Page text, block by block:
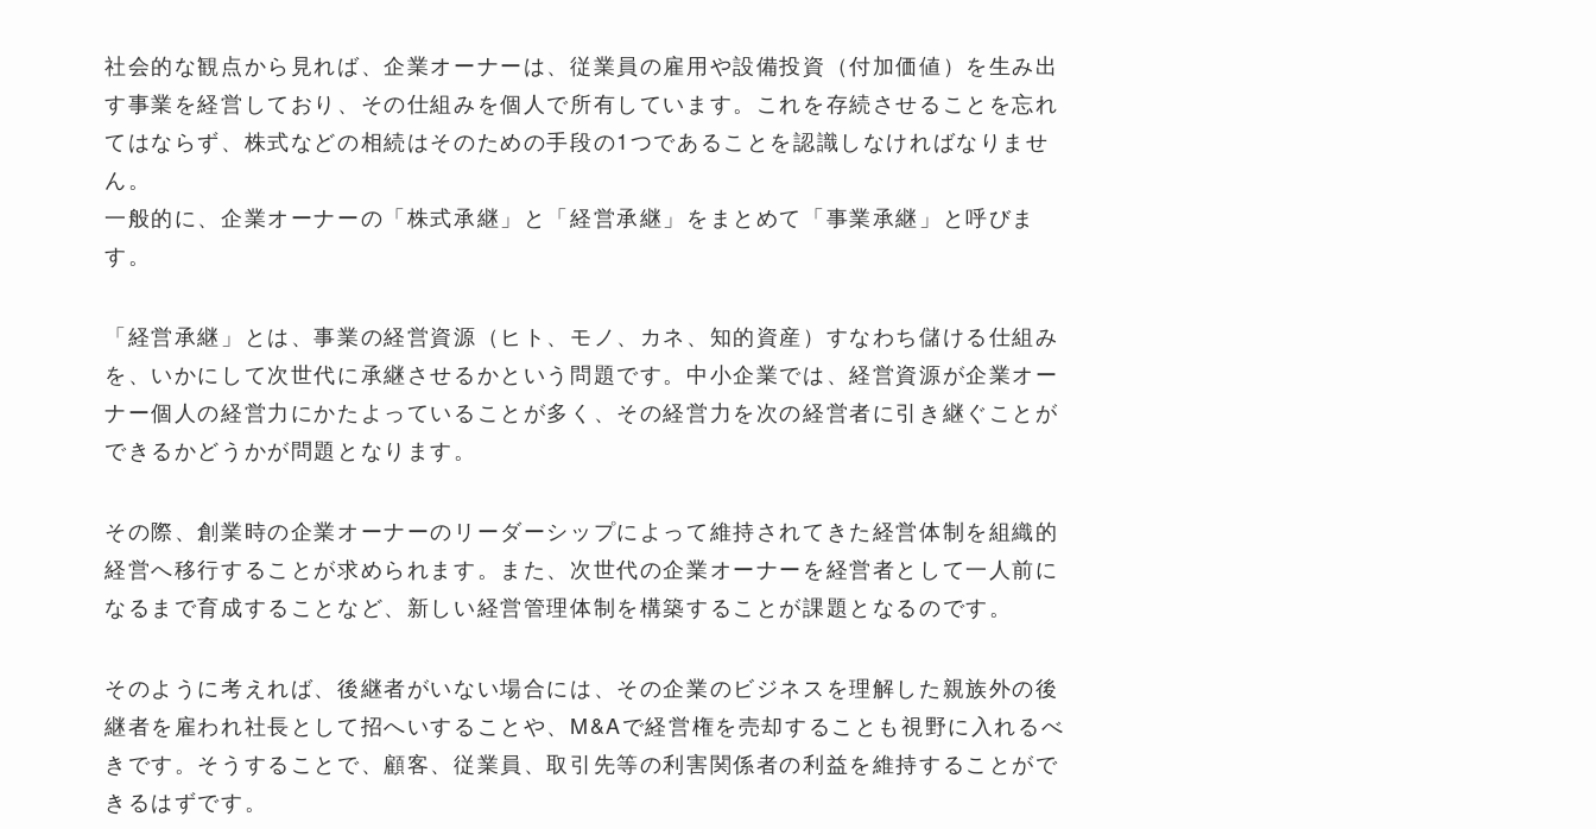
社会的な観点から見れば、企業オーナーは、従業員の雇用や設備投資（付加価値）を生み出
す事業を経営しており、その仕組みを個人で所有しています。これを存続させることを忘れ
てはならず、株式などの相続はそのための手段の1つであることを認識しなければなりませ
ん。
一般的に、企業オーナーの「株式承継」と「経営承継」をまとめて「事業承継」と呼びま
す。
「経営承継」とは、事業の経営資源（ヒト、モノ、カネ、知的資産）すなわち儲ける仕組み
を、いかにして次世代に承継させるかという問題です。中小企業では、経営資源が企業オー
ナー個人の経営力にかたよっていることが多く、その経営力を次の経営者に引き継ぐことが
できるかどうかが問題となります。
その際、創業時の企業オーナーのリーダーシップによって維持されてきた経営体制を組織的
経営へ移行することが求められます。また、次世代の企業オーナーを経営者として一人前に
なるまで育成することなど、新しい経営管理体制を構築することが課題となるのです。
そのように考えれば、後継者がいない場合には、その企業のビジネスを理解した親族外の後
継者を雇われ社長として招へいすることや、M&Aで経営権を売却することも視野に入れるべ
きです。そうすることで、顧客、従業員、取引先等の利害関係者の利益を維持することがで
きるはずです。